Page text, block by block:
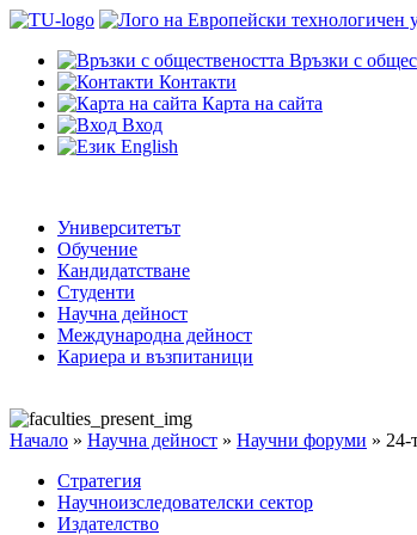
Връзки с
Контакти
Карта на сайта
Вход
English
Университетът
Обучение
Кандидатстване
Студенти
Научна дейност
Международна дейност
Кариера и възпитаници
Начало » Научна дейност » Научни форуми » 24-
Стратегия
Научноизследователски сектор
Издателство